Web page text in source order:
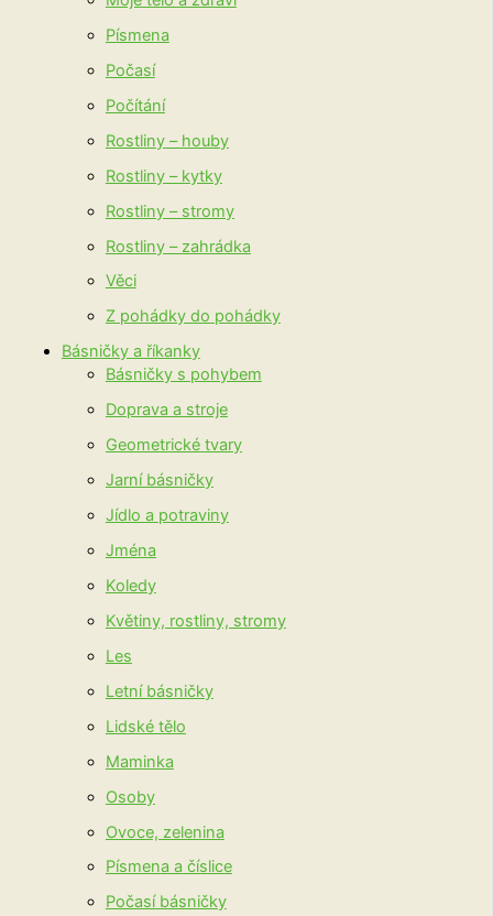
Písmena
Počasí
Počítání
Rostliny – houby
Rostliny – kytky
Rostliny – stromy
Rostliny – zahrádka
Věci
Z pohádky do pohádky
Básničky a říkanky
Básničky s pohybem
Doprava a stroje
Geometrické tvary
Jarní básničky
Jídlo a potraviny
Jména
Koledy
Květiny, rostliny, stromy
Les
Letní básničky
Lidské tělo
Maminka
Osoby
Ovoce, zelenina
Písmena a číslice
Počasí básničky